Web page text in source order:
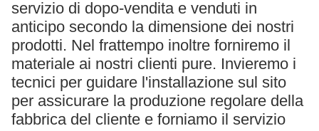
servizio di dopo-vendita e venduti in
anticipo secondo la dimensione dei nostri
prodotti. Nel frattempo inoltre forniremo il
materiale ai nostri clienti pure. Invieremo i
tecnici per guidare l'installazione sul sito
per assicurare la produzione regolare della
fabbrica del cliente e forniamo il servizio